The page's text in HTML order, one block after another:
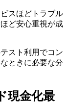
スほどトラブル
ど安心重視が成
スト利用でコン
ときに必要な分
現金化最